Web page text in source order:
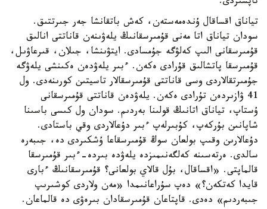
تياناق اقساقال ۇندەمەستەن، كەش باتقانشا جەر جىرتتىق.
سودان تياناق اتا مەنى قۇمىرسقانىڭ يلەۋىنەن قاناتتى انالىق
قۇمىرسقانى الىپ كەلۋگە جۇمسادى. ايتۋىنشا، جىلان، قىرعاۋىل،
قۇمىرسقا پاتشالىق قۇرادى ەكەن. ءبىر يلەۋدەن ەكىنشى يلەۋگە
جۇمىرتقالاردى وسى قاناتتى قۇمىرسقالار تاسيتىن كورىنەدى. ول
41 ۋازىردەن تۇرادى ەكەن. يلەۋدەن قاناتتى قۇمىرسقانى
ۇستاپ، تياناق اتانىڭ قولىنا بەردىم. سودان ول كىسى باسىنا
شاپانىن بۇركەپ، كۇبىرلەپ ءبىر دۇعالاردى وقي باستادى.
دۇعالارىن وقىپ بولعان سوڭ قۇمىرسقاعا ۇشكىردى دە، جىبەرە
سالدى. ەرتەسىنە كەلگەنىمىزدە يلەۋدە بىردە-ءبىر قۇمىرسقا
قالماپتى. «اقساقال، بۇل قالاي بولعانى؟ قۇمىرسقانىڭ ءبارى
قايدا كەتكەن؟» دەپ سۇراعانىمدا «مەن ولاردى كوشىرىپ
جىبەردىم» دەدى. قاپتاعان قۇمىرسقادان بىرەۋى دە قالماعان.